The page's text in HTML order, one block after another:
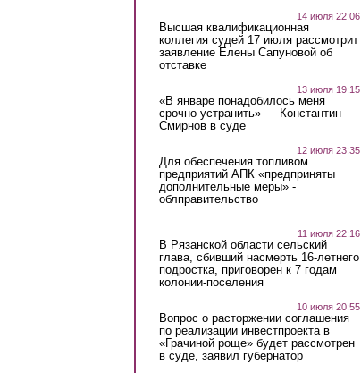
14 июля 22:06
Высшая квалификационная
коллегия судей 17 июля рассмотрит
заявление Елены Сапуновой об
отставке
13 июля 19:15
«В январе понадобилось меня
срочно устранить» — Константин
Смирнов в суде
12 июля 23:35
Для обеспечения топливом
предприятий АПК «предприняты
дополнительные меры» -
облправительство
11 июля 22:16
В Рязанской области сельский
глава, сбивший насмерть 16-летнего
подростка, приговорен к 7 годам
колонии-поселения
10 июля 20:55
Вопрос о расторжении соглашения
по реализации инвестпроекта в
«Грачиной роще» будет рассмотрен
в суде, заявил губернатор